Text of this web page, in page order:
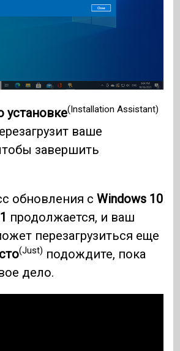
(Installation Assistant)
ваше
завершить
обновления сWindows 10
продолжается, и ваш
перезагрузиться еще
(Just) подождите, пока
дело.